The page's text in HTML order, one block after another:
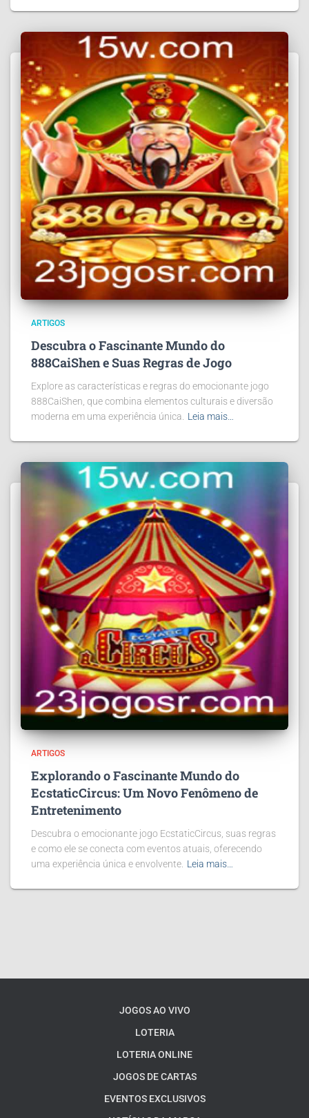
ARTIGOS
Descubra o Fascinante Mundo do
888CaiShen e Suas Regras de Jogo
Explore as características e regras do emocionante jogo
888CaiShen, que combina elementos culturais e diversão
moderna em uma experiência única.
Leia mais…
ARTIGOS
Explorando o Fascinante Mundo do
EcstaticCircus: Um Novo Fenômeno de
Entretenimento
Descubra o emocionante jogo EcstaticCircus, suas regras
e como ele se conecta com eventos atuais, oferecendo
uma experiência única e envolvente. Leia mais…
JOGOS AO VIVO
LOTERIA
LOTERIA ONLINE
JOGOS DE CARTAS
EVENTOS EXCLUSIVOS